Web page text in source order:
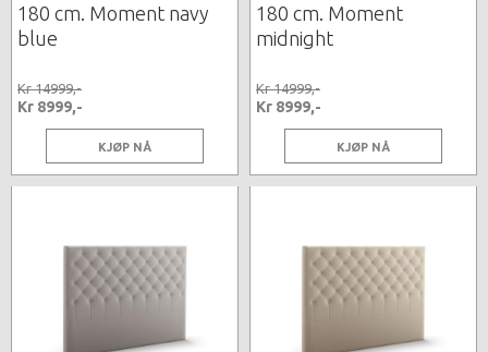
180 cm. Moment navy
blue
Kr 14999,-
Kr 8999,-
KJØP NÅ
180 cm. Moment
midnight
Kr 14999,-
Kr 8999,-
KJØP NÅ